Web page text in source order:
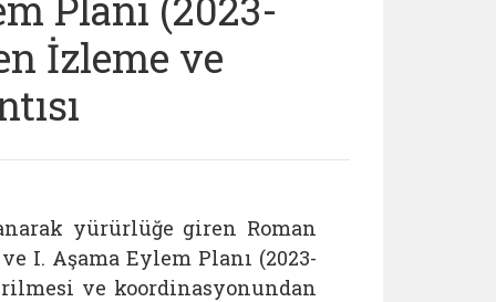
İzleme ve
yürürlüğe giren Roman
I. Aşama Eylem Planı (2023-
ve koordinasyonundan